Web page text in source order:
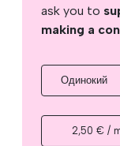
ask you to
making a
Одинокий
2,50 € /